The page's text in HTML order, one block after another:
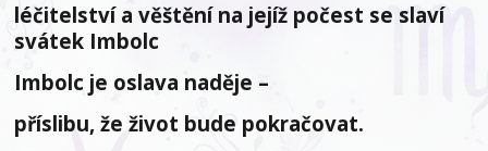
léčitelství a věštění na jejíž počest se slaví
svátek Imbolc
Imbolc je oslava naděje –
příslibu, že život bude pokračovat.